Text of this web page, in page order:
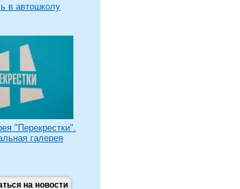
в автошколу
"Перекрестки".
галерея
на новости